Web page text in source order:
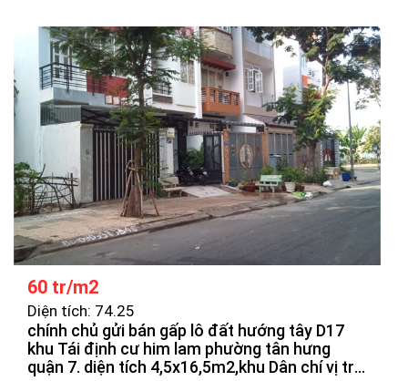
60 tr/m2
Diện tích: 74.25
chính chủ gửi bán gấp lô đất hướng tây D17
khu Tái định cư him lam phường tân hưng
quận 7. diện tích 4,5x16,5m2,khu Dân chí vị trí